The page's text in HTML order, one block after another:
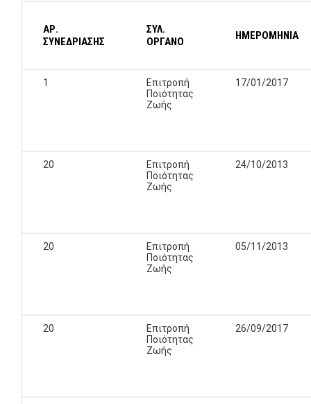
ΑΡ.
ΣΥΝΕΔΡΙΑΣΗΣ
ΣΥΛ.
ΟΡΓΑΝΟ
ΗΜΕΡΟΜΗΝΙΑ
1
Επιτροπή
Ποιότητας
Ζωής
17/01/2017
20
Επιτροπή
Ποιότητας
Ζωής
24/10/2013
20
Επιτροπή
Ποιότητας
Ζωής
05/11/2013
20
Επιτροπή
Ποιότητας
Ζωής
26/09/2017